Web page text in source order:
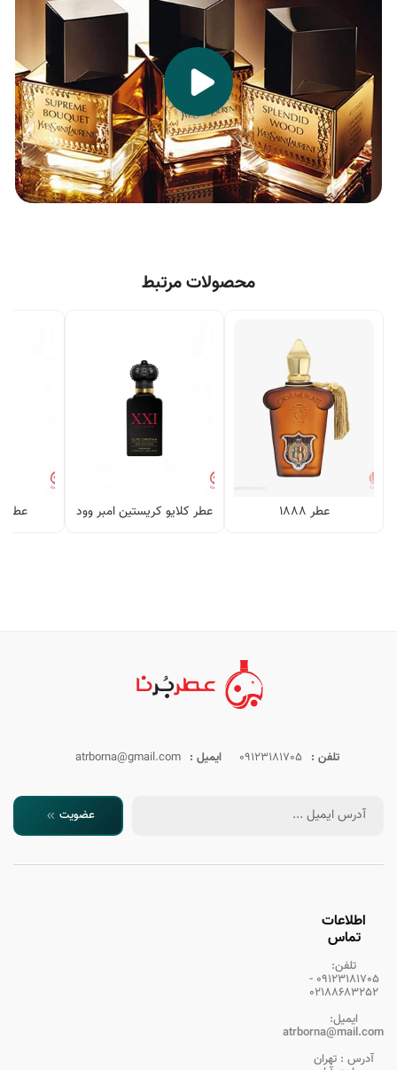
محصولات مرتبط
عطر ۱۸۸۸ عطر کلایو کریستین امبر وود عطر
تلفن : 09123181705 ایمیل : atrborna@gmail.com
عضویت
اطلاعات
تماس
تلفن:
09123181705 -
02188683252
ایمیل:
atrborna@mail.com
آدرس : تهران